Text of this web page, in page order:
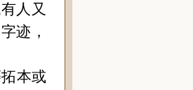
人又
迹，
本或